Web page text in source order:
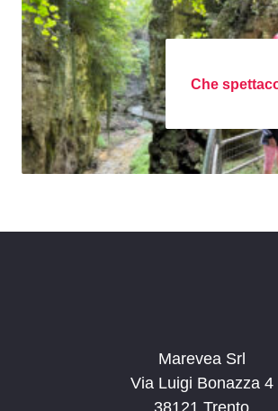
Che
Marevea Srl
Via Luigi Bonazza 4